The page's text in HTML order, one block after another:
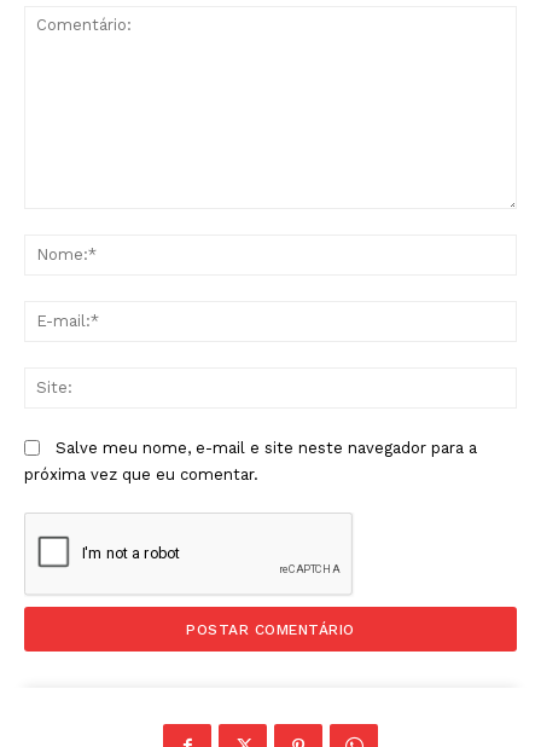
Salve meu nome, e-mail e site neste navegador para a
próxima vez que eu comentar.